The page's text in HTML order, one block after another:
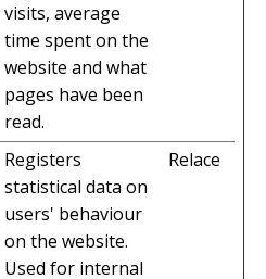
visits, average
time spent on the
website and what
pages have been
read.
Registers
statistical data on
users' behaviour
on the website.
Used for internal
Relace